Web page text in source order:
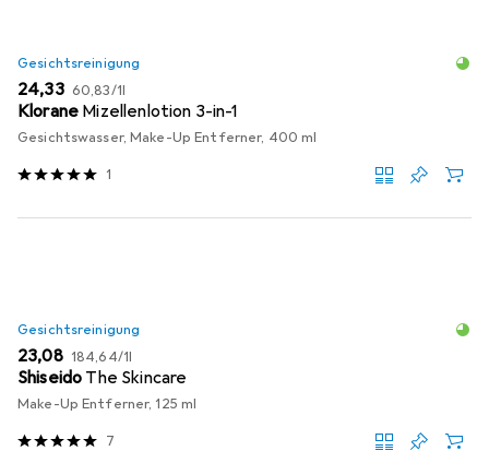
Gesichtsreinigung
EUR
24,33 EUR
60,83/1l
Klorane Mizellenlotion 3-in-1
Gesichtswasser, Make-Up Entferner, 400 ml
1
Gesichtsreinigung
EUR
23,08 EUR
184,64/1l
Shiseido The Skincare
Make-Up Entferner, 125 ml
7